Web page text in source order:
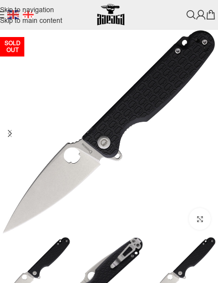
Skip to navigation
Skip to main content
SOLD
OUT